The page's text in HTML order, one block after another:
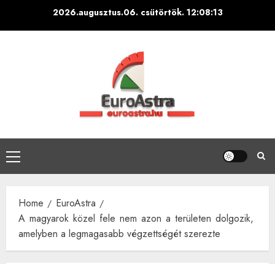
2026.augusztus.06. csütörtök. 12:08:14
Primary
Menu
Home
EuroAstra
A magyarok közel fele nem azon a területen dolgozik,
amelyben a legmagasabb végzettségét szerezte